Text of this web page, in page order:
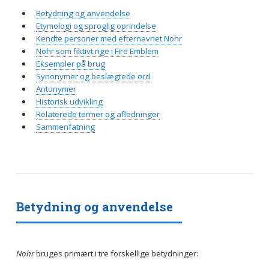
Betydning og anvendelse
Nohrbruges primært i tre forskellige betydninger:
Betydning og anvendelse
Etymologi og sproglig oprindelse
Kendte personer med efternavnet Nohr
Nohr som fiktivt rige i Fire Emblem
Eksempler på brug
Synonymer og beslægtede ord
Antonymer
Historisk udvikling
Relaterede termer og afledninger
Sammenfatning